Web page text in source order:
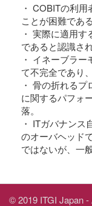
・ COBITの利
ことが困難であ
・ 実際に適用
であると認識さ
・ イネーブラ
て不完全であり
・ 骨の折れる
に関するパフォ
落。
・ ITガバナン
のオーバヘッド
ではないが、一
© 2019 ITGI Japan